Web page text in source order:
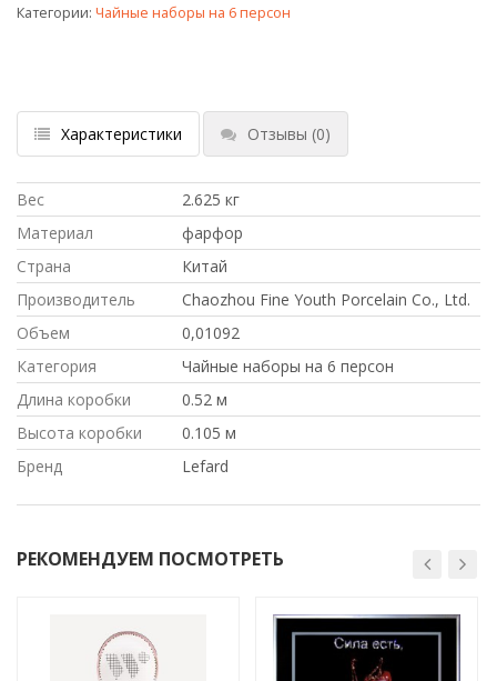
Категории: Чайные наборы на 6 персон
Характеристики Отзывы (0)
Вес
2.625 кг
Материал
фарфор
Страна
Китай
Производитель
Chaozhou Fine Youth Porcelain Co., Ltd.
Объем
0,01092
Категория
Чайные наборы на 6 персон
Длина коробки
0.52 м
Высота коробки
0.105 м
Бренд
Lefard
РЕКОМЕНДУЕМ ПОСМОТРЕТЬ